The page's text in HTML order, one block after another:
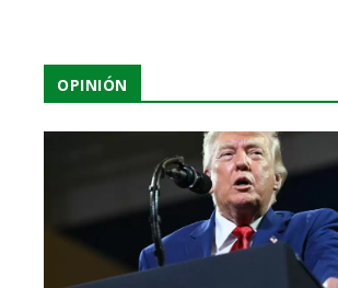
OPINIÓN